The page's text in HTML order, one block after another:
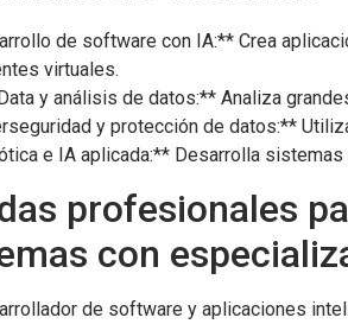
de software con IA:** Crea
virtuales.
y análisis de datos:** Analiza
y protección de datos:**
e IA aplicada:** Desarrolla
profesionales
con
de software y aplicaciones